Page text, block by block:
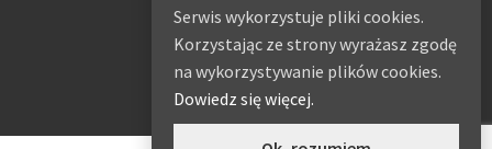
Serwis wykorzystuje pliki cookies.
Korzystając ze strony wyrażasz zgodę
na wykorzystywanie plików cookies.
Dowiedz się więcej.